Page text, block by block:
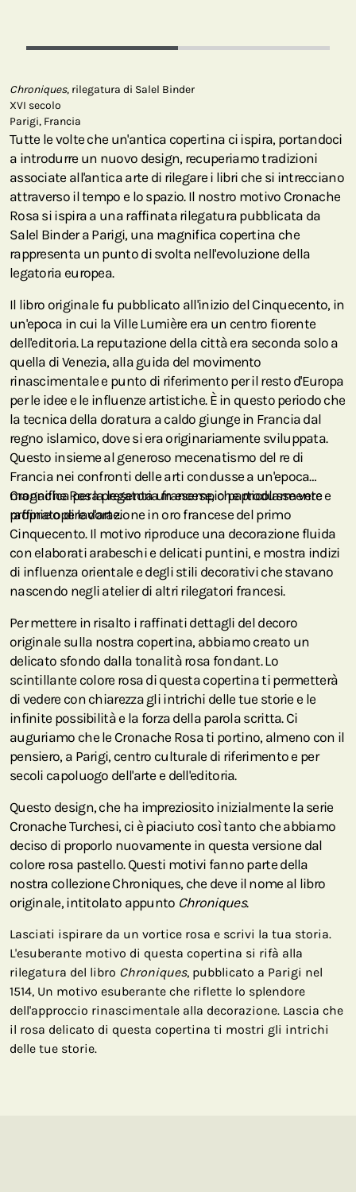
Chroniques, rilegatura di Salel Binder
XVI secolo
Parigi, Francia
Tutte le volte che un'antica copertina ci ispira, portandoci
a introdurre un nuovo design, recuperiamo tradizioni
associate all'antica arte di rilegare i libri che si intrecciano
attraverso il tempo e lo spazio. Il nostro motivo Cronache
Rosa si ispira a una raffinata rilegatura pubblicata da
Salel Binder a Parigi, una magnifica copertina che
rappresenta un punto di svolta nell'evoluzione della
legatoria europea.
Il libro originale fu pubblicato all'inizio del Cinquecento, in
un'epoca in cui la Ville Lumière era un centro fiorente
dell'editoria. La reputazione della città era seconda solo a
quella di Venezia, alla guida del movimento
rinascimentale e punto di riferimento per il resto d'Europa
per le idee e le influenze artistiche. È in questo periodo che
la tecnica della doratura a caldo giunge in Francia dal
regno islamico, dove si era originariamente sviluppata.
Questo insieme al generoso mecenatismo del re di
Francia nei confronti delle arti condusse a un'epoca
magnifica per la legatoria francese, che produsse vere e
proprie opere d'arte.
Cronache Rosa presenta un esempio particolarmente
raffinato di lavorazione in oro francese del primo
Cinquecento. Il motivo riproduce una decorazione fluida
con elaborati arabeschi e delicati puntini, e mostra indizi
di influenza orientale e degli stili decorativi che stavano
nascendo negli atelier di altri rilegatori francesi.
Per mettere in risalto i raffinati dettagli del decoro
originale sulla nostra copertina, abbiamo creato un
delicato sfondo dalla tonalità rosa fondant. Lo
scintillante colore rosa di questa copertina ti permetterà
di vedere con chiarezza gli intrichi delle tue storie e le
infinite possibilità e la forza della parola scritta. Ci
auguriamo che le Cronache Rosa ti portino, almeno con il
pensiero, a Parigi, centro culturale di riferimento e per
secoli capoluogo dell'arte e dell'editoria.
Questo design, che ha impreziosito inizialmente la serie
Cronache Turchesi, ci è piaciuto così tanto che abbiamo
deciso di proporlo nuovamente in questa versione dal
colore rosa pastello. Questi motivi fanno parte della
nostra collezione Chroniques, che deve il nome al libro
originale, intitolato appunto Chroniques.
Lasciati ispirare da un vortice rosa e scrivi la tua storia.
L'esuberante motivo di questa copertina si rifà alla
rilegatura del libro Chroniques, pubblicato a Parigi nel
1514, Un motivo esuberante che riflette lo splendore
dell'approccio rinascimentale alla decorazione. Lascia che
il rosa delicato di questa copertina ti mostri gli intrichi
delle tue storie.